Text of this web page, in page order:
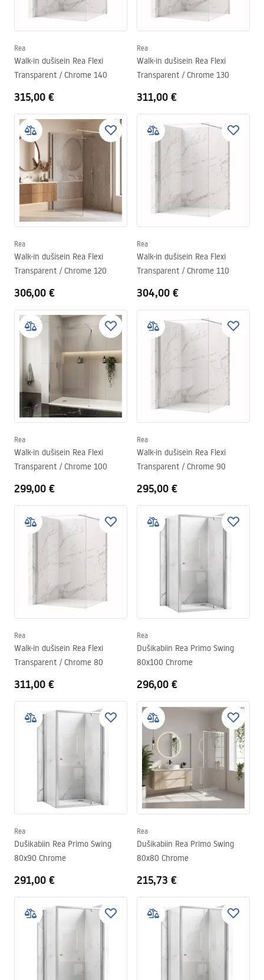
Rea
Walk-in dušisein Rea Flexi
Transparent / Chrome 140
315,00 €
Rea
Walk-in dušisein Rea Flexi
Transparent / Chrome 130
311,00 €
Rea
Walk-in dušisein Rea Flexi
Transparent / Chrome 120
306,00 €
Rea
Walk-in dušisein Rea Flexi
Transparent / Chrome 110
304,00 €
Rea
Walk-in dušisein Rea Flexi
Transparent / Chrome 100
299,00 €
Rea
Walk-in dušisein Rea Flexi
Transparent / Chrome 90
295,00 €
Rea
Walk-in dušisein Rea Flexi
Transparent / Chrome 80
311,00 €
Rea
Dušikabiin Rea Primo Swing
80x100 Chrome
296,00 €
Rea
Dušikabiin Rea Primo Swing
80x90 Chrome
291,00 €
Rea
Dušikabiin Rea Primo Swing
80x80 Chrome
215,73 €